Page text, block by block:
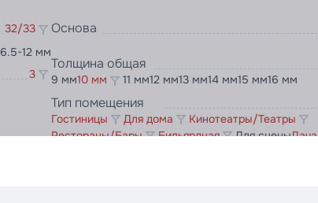
32/33
6.5-12 мм
3
Основа
Толщина общая
9 мм10 мм 11 мм12 мм13 мм14 мм15 мм16 мм
Тип помещения
Гостиницы Для дома
Кинотеатры/Театры
Рестораны/Бары
Бильярдная Для сценыДача